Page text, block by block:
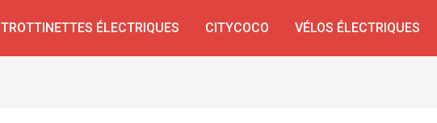
TROTTINETTES ÉLECTRIQUES CITYCOCO VÉLOS ÉLECTRIQUES